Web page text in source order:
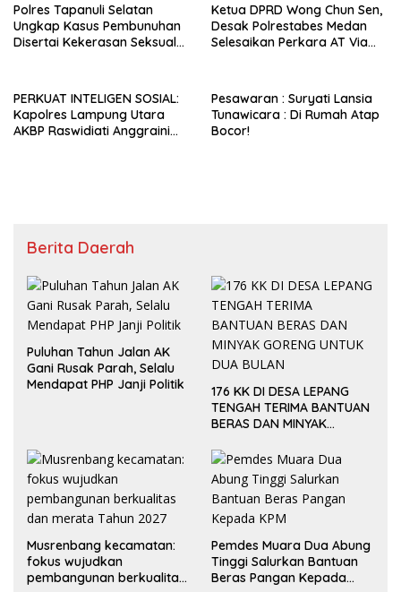
Polres Tapanuli Selatan
Ungkap Kasus Pembunuhan
Disertai Kekerasan Seksual
Ketua DPRD Wong Chun Sen,
Desak Polrestabes Medan
Selesaikan Perkara AT Via
PERKUAT INTELIGEN SOSIAL:
Kapolres Lampung Utara
AKBP Raswidiati Anggraini
Pesawaran : Suryati Lansia
Tunawicara : Di Rumah Atap
Bocor!
Berita Daerah
Puluhan Tahun Jalan AK
Gani Rusak Parah, Selalu
Mendapat PHP Janji Politik
176 KK DI DESA LEPANG
TENGAH TERIMA BANTUAN
BERAS DAN MINYAK
BULAN
Musrenbang kecamatan:
fokus wujudkan
pembangunan berkualitas
Pemdes Muara Dua Abung
Tinggi Salurkan Bantuan
Beras Pangan Kepada